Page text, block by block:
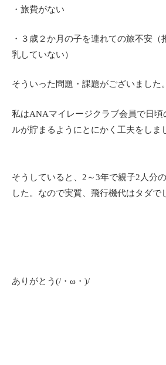
・旅費がない
・３歳２か月の子を連れての旅不安
乳していない）
そういった問題・課題がございました。
私はANAマイレージクラブ会員で日頃
ルが貯まるようにとにかく工夫をしま
そうしていると、2～3年で親子2人分
した。なので実質、飛行機代はタダで
ありがとう(/・ω・)/